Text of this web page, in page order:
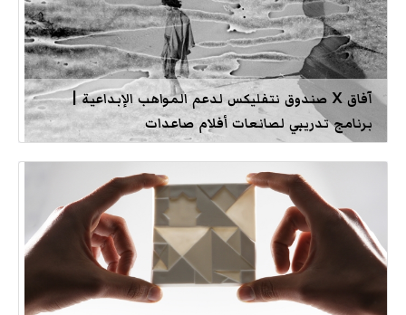
آفاق X صندوق نتفليكس لدعم المواهب الإبداعية |
برنامج تدريبي لصانعات أفلام صاعدات